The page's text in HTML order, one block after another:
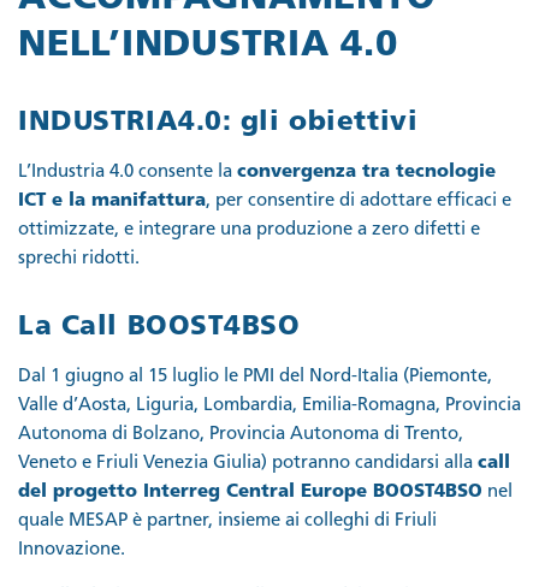
NELL’INDUSTRIA 4.0
INDUSTRIA4.0: gli obiettivi
L’Industria 4.0 consente la convergenza tra tecnologie
ICT e la manifattura, per consentire di adottare efficaci e
ottimizzate, e integrare una produzione a zero difetti e
sprechi ridotti.
La Call BOOST4BSO
Dal 1 giugno al 15 luglio le PMI del Nord-Italia (Piemonte,
Valle d’Aosta, Liguria, Lombardia, Emilia-Romagna, Provincia
Autonoma di Bolzano, Provincia Autonoma di Trento,
Veneto e Friuli Venezia Giulia) potranno candidarsi alla call
del progetto Interreg Central Europe BOOST4BSO nel
quale MESAP è partner, insieme ai colleghi di Friuli
Innovazione.